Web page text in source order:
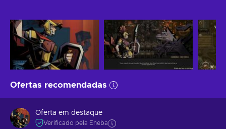
Ofertas recomendadas
Oferta em destaque
Verificado pela Eneba